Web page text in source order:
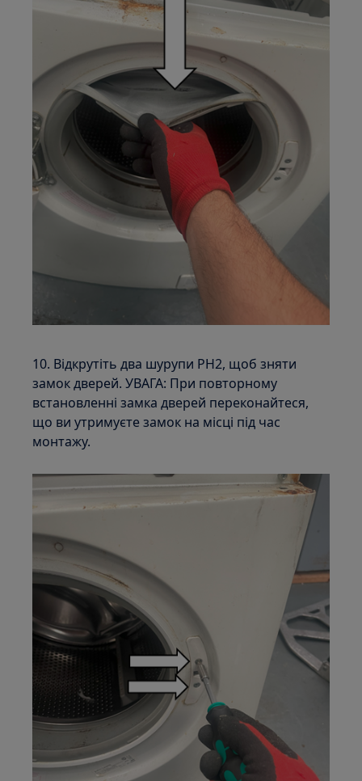
10. Відкрутіть два шурупи PH2, щоб зняти
замок дверей. УВАГА: При повторному
встановленні замка дверей переконайтеся,
що ви утримуєте замок на місці під час
монтажу.